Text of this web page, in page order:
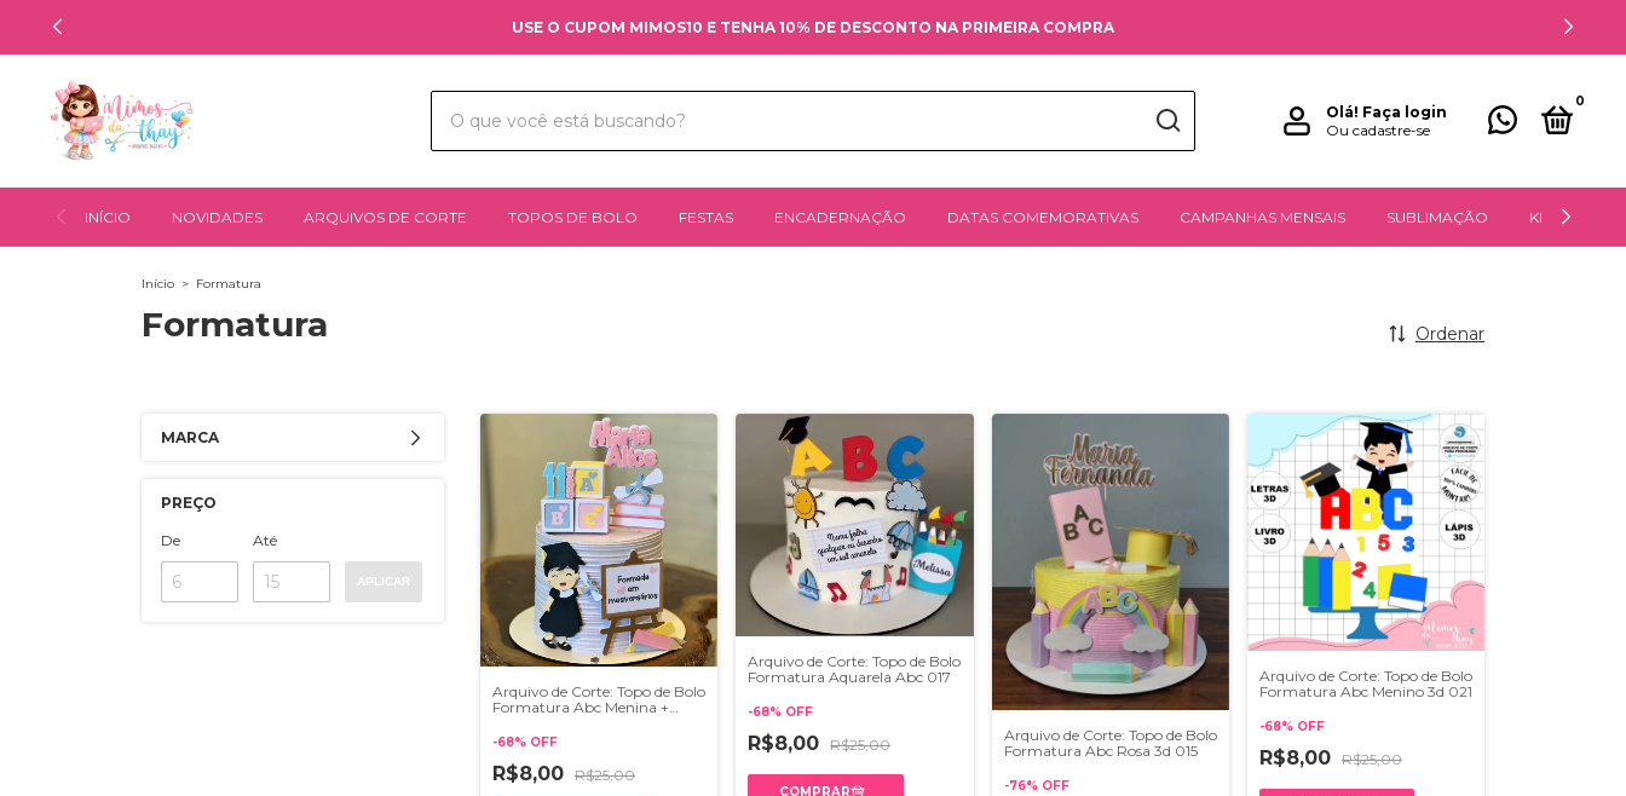
USE O CUPOM MIMOS10 E TENHA 10% DE DESCONTO NA PRIMEIRA COMPRA
Olá! Faça login
Ou cadastre-se
0
INÍCIO NOVIDADES ARQUIVOS DE CORTE TOPOS DE BOLO FESTAS ENCADERNAÇÃO DATAS COMEMORATIVAS CAMPANHAS MENSAIS SUBLIMAÇÃO KITS DIGITAIS
Início > Formatura
Formatura Ordenar
MARCA
PREÇO
De Até
APLICAR
Arquivo de Corte: Topo de Bolo
Formatura Abc Menina +
-68% OFF
R$8,00 R$25,00
Arquivo de Corte: Topo de Bolo
Formatura Aquarela Abc 017
-68% OFF
R$8,00 R$25,00
Arquivo de Corte: Topo de Bolo
Formatura Abc Rosa 3d 015
-76% OFF
Arquivo de Corte: Topo de Bolo
Formatura Abc Menino 3d 021
-68% OFF
R$8,00 R$25,00